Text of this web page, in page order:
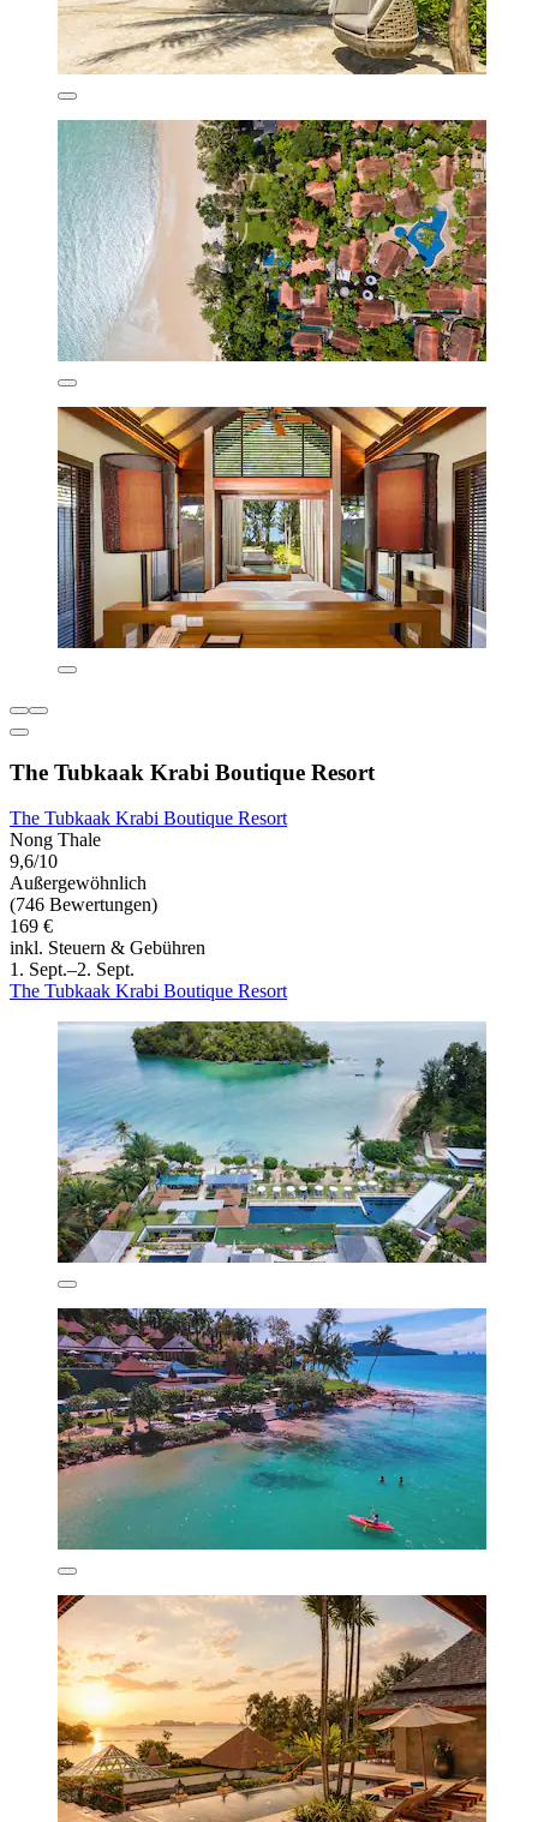
The Tubkaak Krabi Boutique Resort
The Tubkaak Krabi Boutique Resort
Nong Thale
9,6/10
Außergewöhnlich
(746 Bewertungen)
169 €
inkl. Steuern & Gebühren
1. Sept.–2. Sept.
The Tubkaak Krabi Boutique Resort